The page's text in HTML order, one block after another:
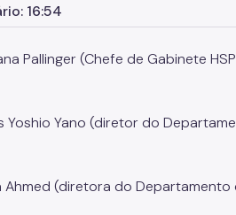
16:54
Pallinger (Chefe de Gabinete
Yano (diretor do
(diretora do Departamento